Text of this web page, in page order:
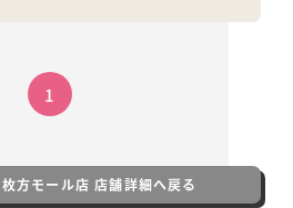
1
モール店 店舗詳細へ戻る